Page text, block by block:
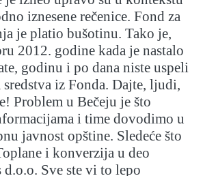
iznesene rečenice. Fond za
je platio bušotinu. Tako je,
2012. godine kada je nastalo
godinu i po dana niste uspeli
sredstva iz Fonda. Dajte, ljudi,
Problem u Bečeju je što
i time dovodimo u
javnost opštine. Sledeće što
i konverzija u deo
d.o.o. Sve ste vi to lepo